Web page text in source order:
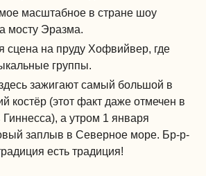
масштабное в стране шоу
мосту Эразма.
сцена на пруду Хофвийвер, где
группы.
зажигают самый большой в
костёр (этот факт даже отмечен в
Гиннесса), а утром 1 января
заплыв в Северное море. Бр-р-
есть традиция!